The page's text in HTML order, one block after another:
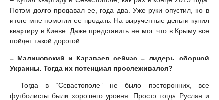
Потом долго продавал ее, года два. Уже руки опустил, но в
итоге мне помогли ее продать. На вырученные деньги купил
квартиру в Киеве. Даже представить не мог, что в Крыму все
пойдет такой дорогой.
– Малиновский и Караваев сейчас – лидеры сборной
Украины. Тогда их потенциал прослеживался?
– Тогда в “Севастополе” не было посторонних, все
футболисты были хорошего уровня. Просто тогда Руслан и